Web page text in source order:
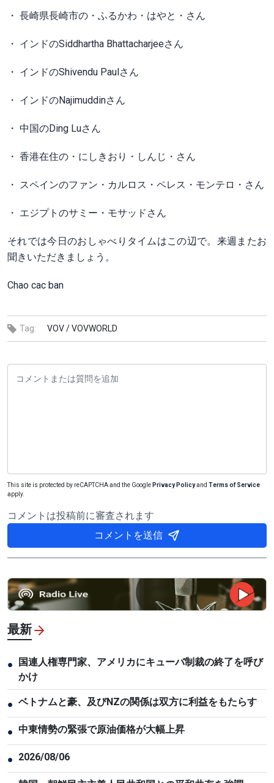
・ 長崎県長崎市の・ふるかわ・はやと・さん
・ インドのSiddhartha Bhattacharjeeさん
・ インドのShivendu Paulさん
・ インドのNajimuddinさん
・ 中国のDing Luさん
・ 香港在住の・にしきおり・しんじ・さん
・ スペインのファン・カルロス・ペレス・モンテロ・さん
・ エジプトのサミー・モサッドさん
それでは今日のおしゃべりタイムはこの辺で。来週またお
聞きいただきましょう。
Chao cac ban
Tag: VOV /VOVWORLD
This site is protected by reCAPTCHA and the Google Privacy Policyand Terms of Service
apply.
コメントは投稿前に審査されます
コメントを送信
最新
●
国連人権専門家、アメリカにキューバ制裁の終了を呼び
かけ
● ベトナムと豪、及びNZの関係は双方に利益をもたらす
● 中東情勢の緊張で原油価格が大幅上昇
● 2026/08/06